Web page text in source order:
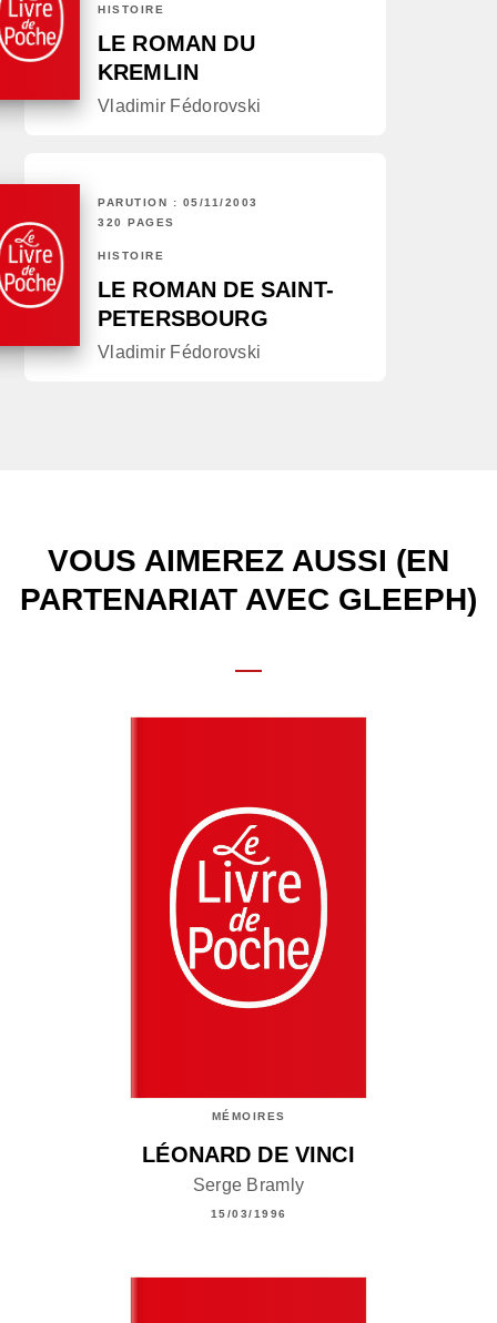
HISTOIRE
LE ROMAN DU
KREMLIN
Vladimir Fédorovski
PARUTION : 05/11/2003
320 PAGES
HISTOIRE
LE ROMAN DE SAINT-
PETERSBOURG
Vladimir Fédorovski
VOUS AIMEREZ AUSSI (EN
PARTENARIAT AVEC GLEEPH)
MÉMOIRES
LÉONARD DE VINCI
Serge Bramly
15/03/1996